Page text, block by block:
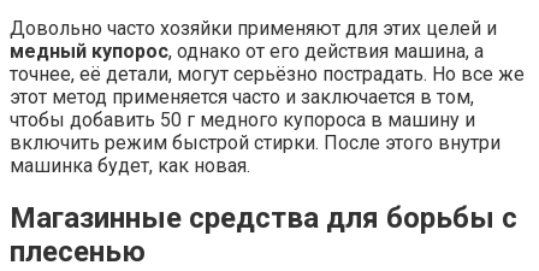
Довольно часто хозяйки применяют для этих целей и
медный купорос, однако от его действия машина, а
точнее, её детали, могут серьёзно пострадать. Но все же
этот метод применяется часто и заключается в том,
чтобы добавить 50 г медного купороса в машину и
включить режим быстрой стирки. После этого внутри
машинка будет, как новая.
Магазинные средства для борьбы с
плесенью